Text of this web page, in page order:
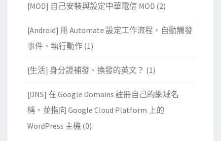
[MOD] 自己安裝與設定中華電信 MOD (2)
[Android] 用 Automate 設定工作流程，自動觸發
事件、執行動作 (1)
[生活] 身分證補發、換發的英文？ (1)
[DNS] 在 Google Domains 註冊自己的網域名
稱，並指向 Google Cloud Platform 上的
WordPress 主機 (0)